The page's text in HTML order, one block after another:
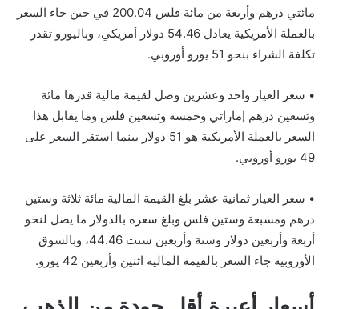
مائتي درهم وأربعة من مائة فلس 200.04 في حين جاء السعر
بالعملة الأمريكية يعادل 54.46 دولار أمريكي، وباليورو تقدر
تكلفة الشراء بنحو 51 يورو أوروبي.
• سعر العيار واحد وعشرين وصل لقيمة مالية قدرها مائة
وتسعين درهم إماراتي وخمسة وتسعين فلس وما يقابل هذا
السعر بالعملة الأمريكية هو 51 دولار بينما استقر السعر على
49 يورو أوروبي.
• سعر العيار ثمانية عشر بلغ القيمة المالية مائة ثلاثة وستين
درهم ومسبعة وستين فلس وبلغ سعره بالدولار ما يصل لنحو
أربعة وأربعين دولار وستة وأربعين سنت 44.46، وبالسوق
الأوروبية جاء السعر بالقيمة المالية اثنين وأربعين 42 يورو.